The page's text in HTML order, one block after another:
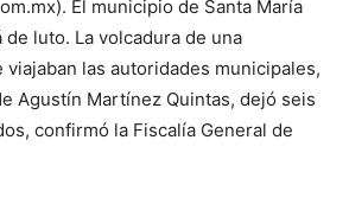
El municipio de Santa María
luto. La volcadura de una
viajaban las autoridades municipales,
Agustín Martínez Quintas, dejó seis
confirmó la Fiscalía General de